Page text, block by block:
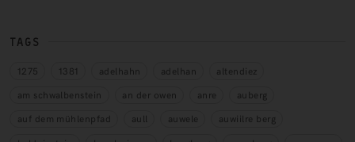
TAGS
1275 1381 adelhahn adelhan
altendiez
am schwalbenstein
an der owen anre
auberg
auf dem mühlenpfad
aull auwele
auwiilre berg